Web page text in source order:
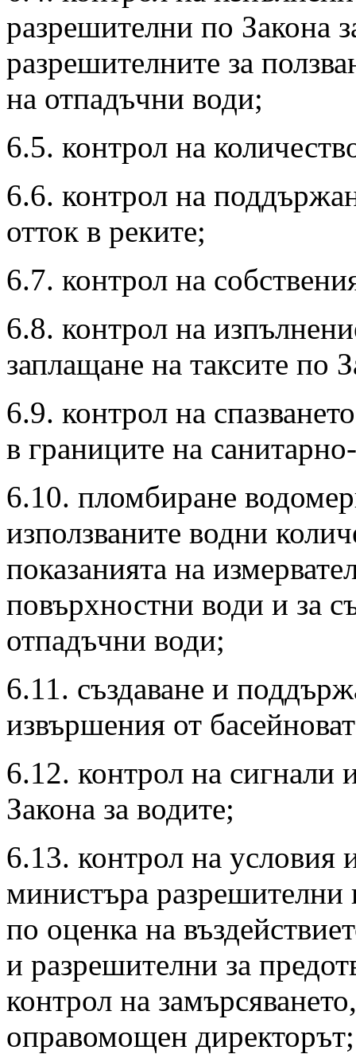
разрешителни по Закона
разрешителните за
на отпадъчни води;
6.5. контрол на
6.6. контрол на
отток в реките;
6.7. контрол на
6.8. контрол на
заплащане на таксите по
6.9. контрол на
в границите на
6.10. пломбиране
използваните водни
показанията на
повърхностни води и за
отпадъчни води;
6.11. създаване и
извършения от
6.12. контрол на
Закона за водите;
6.13. контрол на условия
министъра разрешителни
по оценка на
и разрешителни за
контрол на
оправомощен директорът;